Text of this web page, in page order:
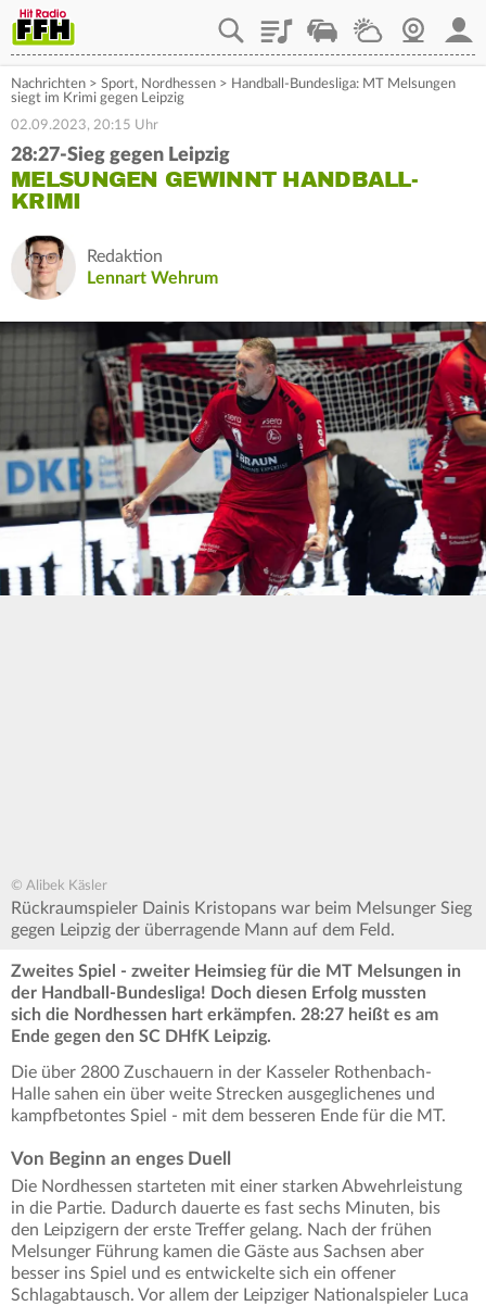
PlaylistStaupilotWetterWebcam
Nachrichten > Sport, Nordhessen > Handball-Bundesliga: MT Melsungen
siegt im Krimi gegen Leipzig
02.09.2023, 20:15 Uhr
28:27-Sieg gegen Leipzig
MELSUNGEN GEWINNT HANDBALL-
KRIMI
Redaktion
Lennart Wehrum
© Alibek Käsler
Rückraumspieler Dainis Kristopans war beim Melsunger Sieg
gegen Leipzig der überragende Mann auf dem Feld.
Zweites Spiel - zweiter Heimsieg für die MT Melsungen in
der Handball-Bundesliga! Doch diesen Erfolg mussten
sich die Nordhessen hart erkämpfen. 28:27 heißt es am
Ende gegen den SC DHfK Leipzig.
Die über 2800 Zuschauern in der Kasseler Rothenbach-
Halle sahen ein über weite Strecken ausgeglichenes und
kampfbetontes Spiel - mit dem besseren Ende für die MT.
Von Beginn an enges Duell
Die Nordhessen starteten mit einer starken Abwehrleistung
in die Partie. Dadurch dauerte es fast sechs Minuten, bis
den Leipzigern der erste Treffer gelang. Nach der frühen
Melsunger Führung kamen die Gäste aus Sachsen aber
besser ins Spiel und es entwickelte sich ein offener
Schlagabtausch. Vor allem der Leipziger Nationalspieler Luca